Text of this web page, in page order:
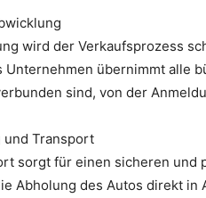
wird der Verkaufsprozess
Unternehmen übernimmt alle
sind, von der
und Transport
sorgt für einen sicheren
Abholung des Autos direkt in